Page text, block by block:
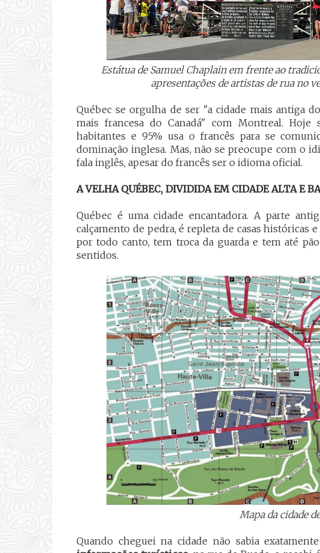
Estátua de Samuel Chaplain em frente ao
apresentações de artistas de rua no
Québec se orgulha de ser "a cidade mais antiga
mais francesa do Canadá" com Montreal.
habitantes e 95% usa o francês para se
dominação inglesa. Mas, não se preocupe com o
fala inglês, apesar do francês ser o idioma oficial.
A VELHA QUÉBEC, DIVIDIDA EM CIDADE ALTA E
Québec é uma cidade encantadora. A parte
calçamento de pedra, é repleta de casas históricas
por todo canto, tem troca da guarda e tem até
sentidos.
Mapa da cidade
Quando cheguei na cidade não sabia